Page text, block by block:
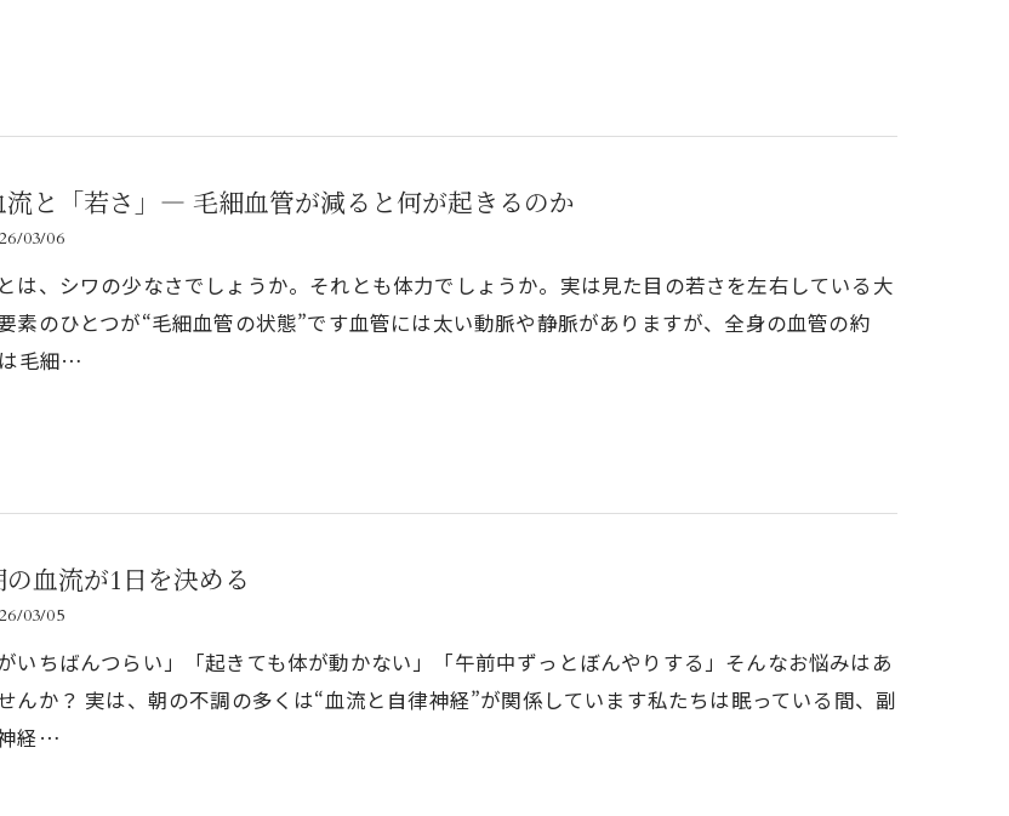
流と「若さ」― 毛細血管が減ると何が起きるのか
03/06
は、シワの少なさでしょうか。それとも体力でしょうか。実は見た目の若さを左右している大
素のひとつが“毛細血管の状態”です血管には太い動脈や静脈がありますが、全身の血管の約
毛細…
の血流が1日を決める
03/05
がいちばんつらい」「起きても体が動かない」「午前中ずっとぼんやりする」そんなお悩みはあ
んか？ 実は、朝の不調の多くは“血流と自律神経”が関係しています私たちは眠っている間、副
経…